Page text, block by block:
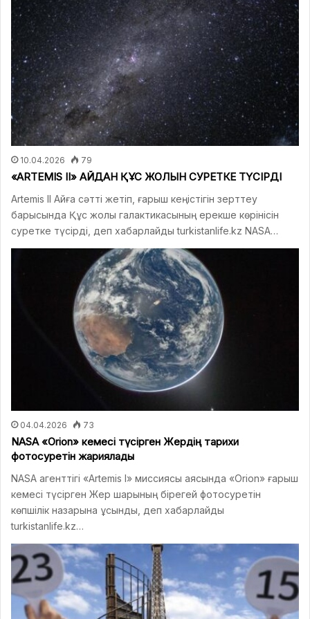
10.04.2026 79
«ARTEMIS II» АЙДАН ҚҰС ЖОЛЫН СУРЕТКЕ ТҮСІРДІ
Artemis II Айға сәтті жетіп, ғарыш кеңістігін зерттеу
барысында Құс жолы галактикасының ерекше көрінісін
суретке түсірді, деп хабарлайды turkistanlife.kz NASA…
04.04.2026 73
NASA «Orion» кемесі түсірген Жердің тарихи
фотосуретін жариялады
NASA агенттігі «Artemis I» миссиясы аясында «Orion» ғарыш
кемесі түсірген Жер шарының бірегей фотосуретін
көпшілік назарына ұсынды, деп хабарлайды
turkistanlife.kz…